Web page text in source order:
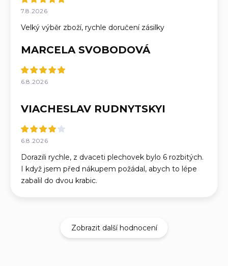
7.8.2026
Velký výběr zboží, rychle doručení zásilky
MARCELA SVOBODOVÁ
6.8.2026
VIACHESLAV RUDNYTSKYI
6.8.2026
Dorazili rychle, z dvaceti plechovek bylo 6 rozbitých.
I když jsem před nákupem požádal, abych to lépe
zabalil do dvou krabic.
Zobrazit další hodnocení